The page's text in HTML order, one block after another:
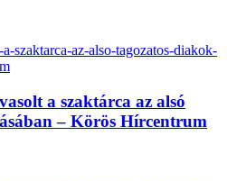
a szaktárca az alsó
– Körös Hírcentrum